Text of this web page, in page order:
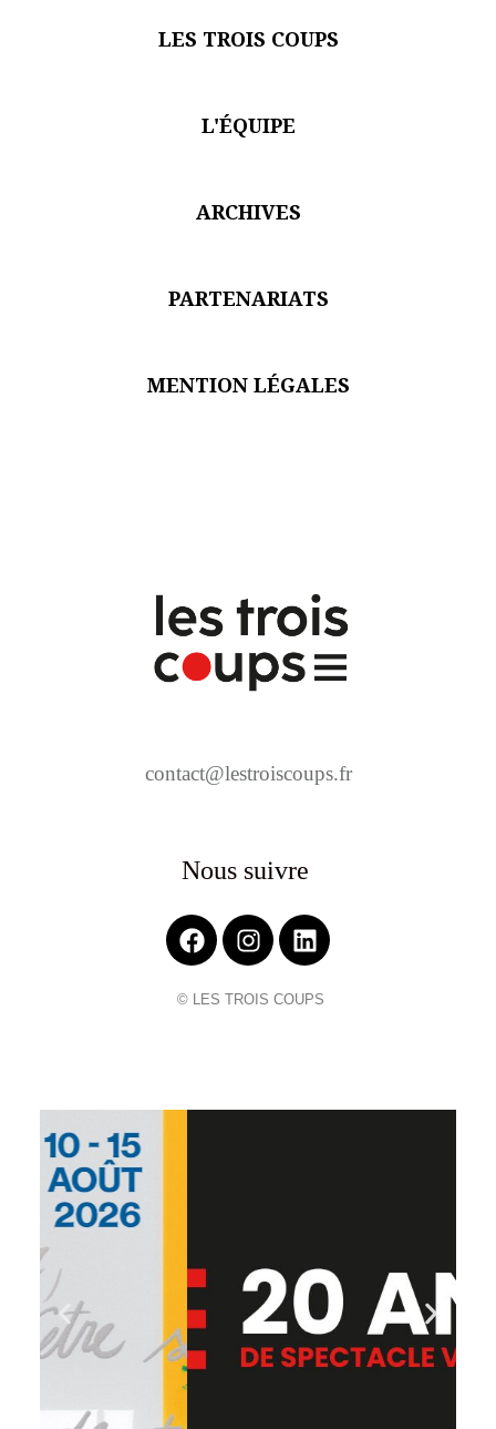
LES TROIS COUPS
L'ÉQUIPE
ARCHIVES
PARTENARIATS
MENTION LÉGALES
contact@lestroiscoups.fr
Nous suivre
© LES TROIS COUPS
Titre de la